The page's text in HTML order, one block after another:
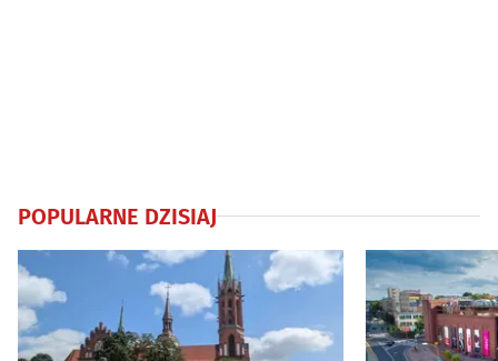
POPULARNE DZISIAJ